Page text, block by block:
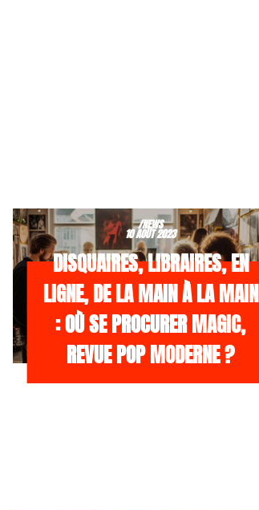
/NEWS
10 AOÛT 2023
DISQUAIRES, LIBRAIRES, EN
LIGNE, DE LA MAIN À LA MAIN
: OÙ SE PROCURER MAGIC,
REVUE POP MODERNE ?